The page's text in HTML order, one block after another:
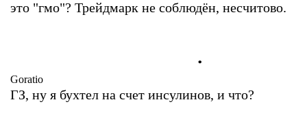
это "гмо"? Трейдмарк не соблюдён, несчитово.
.
Goratio
ГЗ, ну я бухтел на счет инсулинов, и что?